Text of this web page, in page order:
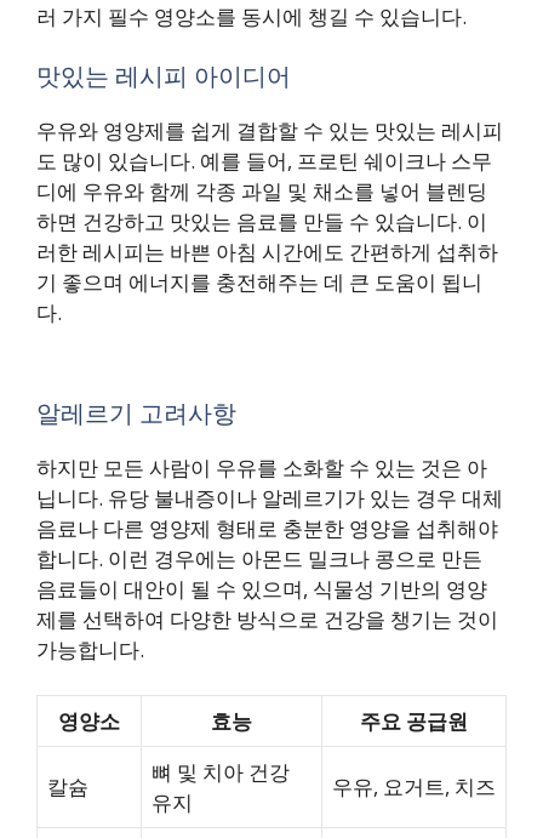
러 가지 필수 영양소를 동시에 챙길 수 있습니다.
맛있는 레시피 아이디어
우유와 영양제를 쉽게 결합할 수 있는 맛있는 레시피
도 많이 있습니다. 예를 들어, 프로틴 쉐이크나 스무
디에 우유와 함께 각종 과일 및 채소를 넣어 블렌딩
하면 건강하고 맛있는 음료를 만들 수 있습니다. 이
러한 레시피는 바쁜 아침 시간에도 간편하게 섭취하
기 좋으며 에너지를 충전해주는 데 큰 도움이 됩니
다.
알레르기 고려사항
하지만 모든 사람이 우유를 소화할 수 있는 것은 아
닙니다. 유당 불내증이나 알레르기가 있는 경우 대체
음료나 다른 영양제 형태로 충분한 영양을 섭취해야
합니다. 이런 경우에는 아몬드 밀크나 콩으로 만든
음료들이 대안이 될 수 있으며, 식물성 기반의 영양
제를 선택하여 다양한 방식으로 건강을 챙기는 것이
가능합니다.
영양소 효능 주요 공급원
칼슘
뼈 및 치아 건강
유지
우유, 요거트, 치즈